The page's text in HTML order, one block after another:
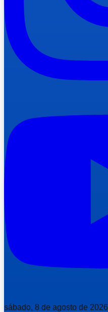
sábado, 8 de agosto de 2026